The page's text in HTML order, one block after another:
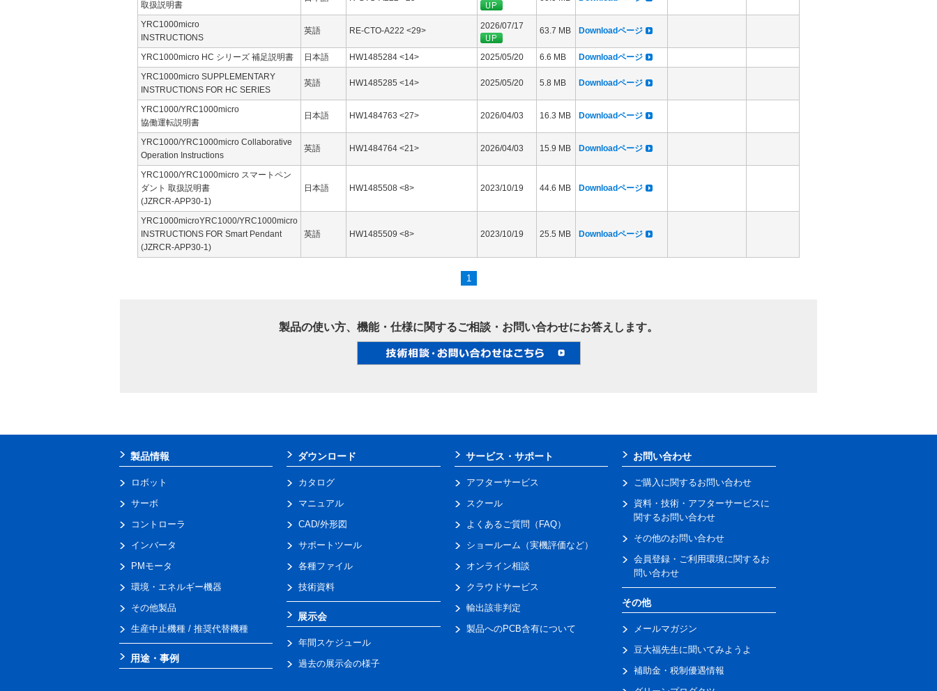
取扱説明書
YRC1000micro
INSTRUCTIONS
英語 RE-CTO-A222 <29> 2026/07/17 63.7 MB Downloadページ
YRC1000micro HC シリーズ 補足説明書 日本語 HW1485284 <14> 2025/05/20 6.6 MB
Downloadページ
YRC1000micro SUPPLEMENTARY
INSTRUCTIONS FOR HC SERIES
英語 HW1485285 <14> 2025/05/20 5.8 MB Downloadページ
YRC1000/YRC1000micro
協働運転説明書
日本語 HW1484763 <27> 2026/04/03 16.3 MB Downloadページ
YRC1000/YRC1000micro Collaborative
Operation Instructions
英語 HW1484764 <21> 2026/04/03 15.9 MB Downloadページ
YRC1000/YRC1000micro スマートペン
ダント 取扱説明書
(JZRCR-APP30-1)
日本語 HW1485508 <8> 2023/10/19 44.6 MB Downloadページ
YRC1000microYRC1000/YRC1000micro
INSTRUCTIONS FOR Smart Pendant
(JZRCR-APP30-1)
英語 HW1485509 <8> 2023/10/19 25.5 MB Downloadページ
1
製品の使い方、機能・仕様に関するご相談・お問い合わせにお答えします。
製品情報
ロボット
サーボ
コントローラ
インバータ
PMモータ
環境・エネルギー機器
その他製品
生産中止機種 / 推奨代替機種
用途・事例
ダウンロード
カタログ
マニュアル
CAD/外形図
サポートツール
各種ファイル
技術資料
展示会
年間スケジュール
過去の展示会の様子
サービス・サポート
アフターサービス
スクール
よくあるご質問（FAQ）
ショールーム（実機評価など）
オンライン相談
クラウドサービス
輸出該非判定
製品へのPCB含有について
お問い合わせ
ご購入に関するお問い合わせ
資料・技術・アフターサービスに
関するお問い合わせ
その他のお問い合わせ
会員登録・ご利用環境に関するお
問い合わせ
その他
メールマガジン
豆大福先生に聞いてみようよ
補助金・税制優遇情報